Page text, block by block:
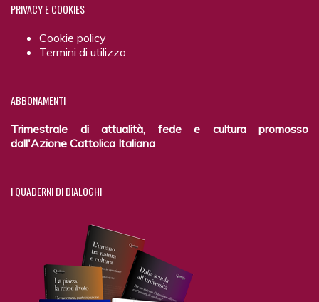
PRIVACYE COOKIES
Cookie policy
Termini di utilizzo
ABBONAMENTI
Trimestrale di attualità, fede e cultura promosso
dall'Azione Cattolica Italiana
IQUADERNI DI DIALOGHI